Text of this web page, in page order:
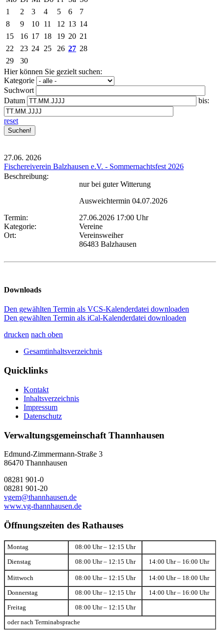
1
2 3 4 5 6
7
8
9 10 11 12 13 14
15
16 17 18 19 20 21
22
23 24 25 26 27 28
29
30
Hier können Sie gezielt suchen:
Kategorie
Suchwort
Datum
bis:
reset
27.06. 2026
Fischereiverein Balzhausen e.V. - Sommernachtsfest 2026
Beschreibung:
nur bei guter Witterung
Ausweichtermin 04.07.2026
Termin:
27.06.2026 17:00 Uhr
Kategorie:
Vereine
Ort:
Vereinsweiher
86483 Balzhausen
Downloads
Den gewählten Termin als VCS-Kalenderdatei downloaden
Den gewählten Termin als iCal-Kalenderdatei downloaden
drucken nach oben
Gesamtinhaltsverzeichnis
Quicklinks
Kontakt
Inhaltsverzeichnis
Impressum
Datenschutz
Verwaltungsgemeinschaft Thannhausen
Edmund-Zimmermann-Straße 3
86470 Thannhausen
08281 901-0
08281 901-20
vgem@thannhausen.de
www.vg-thannhausen.de
Öffnungszeiten des Rathauses
Montag 08:00 Uhr – 12:15 Uhr
Dienstag 08:00 Uhr – 12:15 Uhr 14:00 Uhr – 16:00 Uhr
Mittwoch 08:00 Uhr – 12:15 Uhr 14:00 Uhr – 18:00 Uhr
Donnerstag 08:00 Uhr – 12:15 Uhr 14:00 Uhr – 16:00 Uhr
Freitag 08:00 Uhr – 12:15 Uhr
oder nach Terminabsprache